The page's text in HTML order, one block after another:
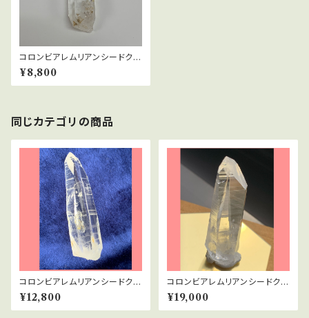
コロンビアレムリアンシードクリ
スタル 3
¥8,800
同じカテゴリの商品
コロンビアレムリアンシードクリ
スタル 2
¥12,800
コロンビアレムリアンシードクリ
スタル 1
¥19,000